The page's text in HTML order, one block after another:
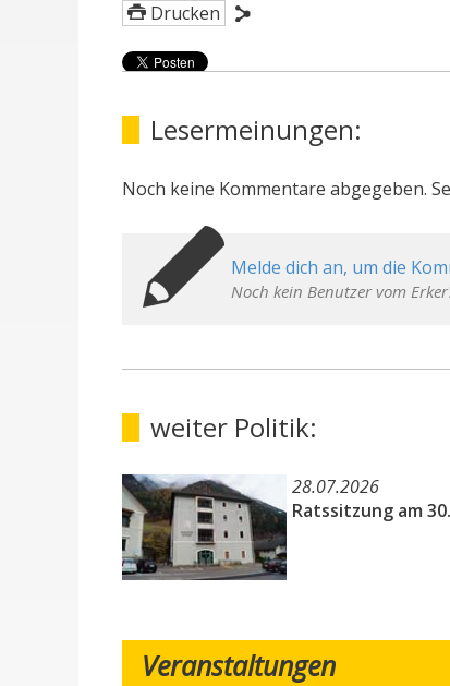
Drucken
Lesermeinungen:
Noch keine Kommentare abgegeben.
Melde dich an, um die
Noch kein Benutzer vom
weiter Politik:
28.07.2026
Ratssitzung am
Veranstaltungen